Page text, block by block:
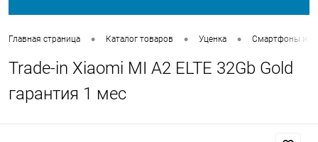
Главная страница • Каталог товаров • Уценка • Смартфоны из
Trade-in Xiaomi MI A2 ELTE 32Gb Gold
гарантия 1 мес
Сегодня